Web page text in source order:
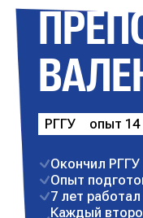
РГГУ опыт 14
Окончил РГГУ
Опыт
7 лет
Каждый